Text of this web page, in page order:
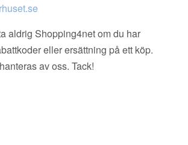
aldrig Shopping4net om du har
eller ersättning på ett köp.
av oss. Tack!